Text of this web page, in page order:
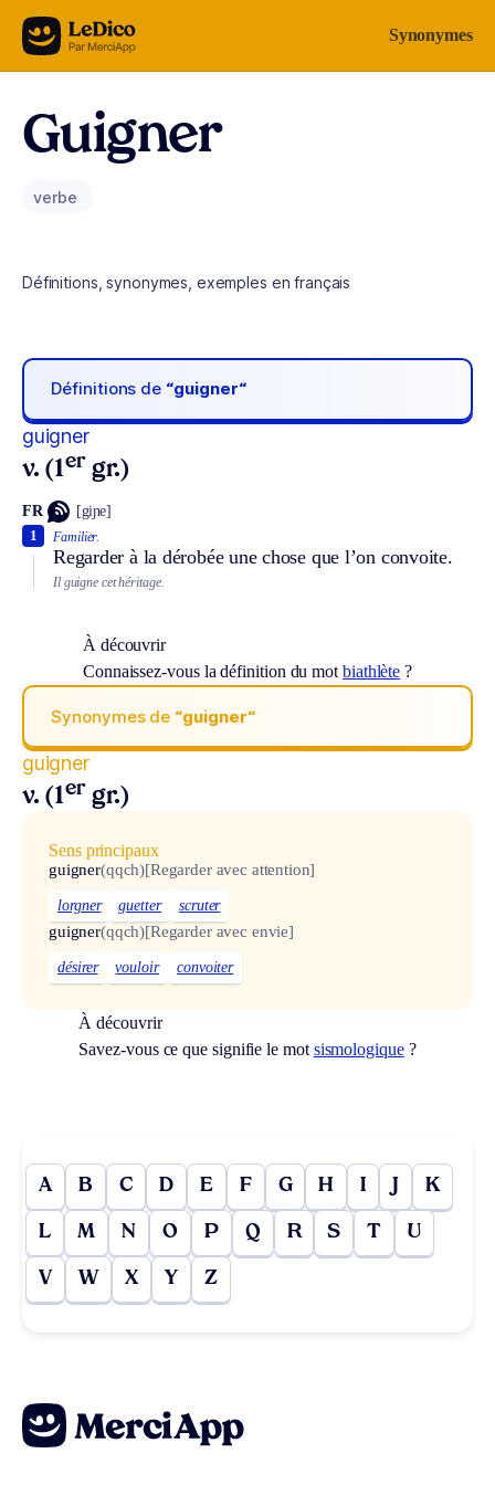
Aller au contenu Synonymes
Guigner
verbe
Définitions, synonymes, exemples en français
Définitions de “guigner“
guigner
v. (1er gr.)
FR [giɲe]
Familier.
Regarder à la dérobée une chose que l’on convoite.
1
Il guigne cet héritage.
À découvrir
Connaissez-vous la définition du motbiathlète ?
Synonymes de “guigner“
guigner
v. (1er gr.)
Sens principaux
guigner(qqch)[Regarder avec attention]
lorgner guetter scruter
guigner(qqch)[Regarder avec envie]
désirer vouloir convoiter
À découvrir
Savez-vous ce que signifie le mot sismologique?
A B C D E F G H I J K
L M N O P Q R S T U
V W X Y Z